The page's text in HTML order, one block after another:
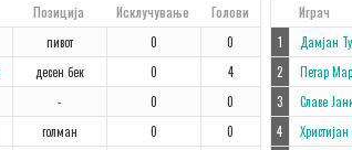
Позиција Исклучување
Голови
пивот 0
0
десен бек 0
4
- 0
0
голман 0
0
Играч
1
Дамјан
2
Петар
3
Славе
4